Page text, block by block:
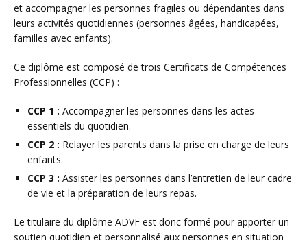
et accompagner les personnes fragiles ou dépendantes dans
leurs activités quotidiennes (personnes âgées, handicapées,
familles avec enfants).
Ce diplôme est composé de trois Certificats de Compétences
Professionnelles (CCP) :
CCP 1 : Accompagner les personnes dans les actes
essentiels du quotidien.
CCP 2 : Relayer les parents dans la prise en charge de leurs
enfants.
CCP 3 : Assister les personnes dans l’entretien de leur cadre
de vie et la préparation de leurs repas.
Le titulaire du diplôme ADVF est donc formé pour apporter un
soutien quotidien et personnalisé aux personnes en situation